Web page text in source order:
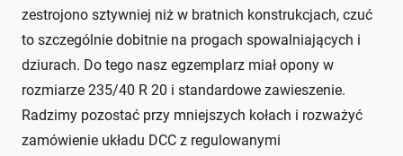
zestrojono sztywniej niż w bratnich konstrukcjach, czuć
to szczególnie dobitnie na progach spowalniających i
dziurach. Do tego nasz egzemplarz miał opony w
rozmiarze 235/40 R 20 i standardowe zawieszenie.
Radzimy pozostać przy mniejszych kołach i rozważyć
zamówienie układu DCC z regulowanymi